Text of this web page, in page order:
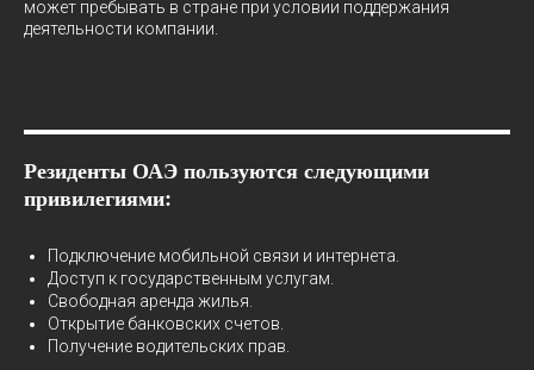
может пребывать в стране при условии поддержания
деятельности компании.
Резиденты ОАЭ пользуются следующими
привилегиями:
Подключение мобильной связи и интернета.
Доступ к государственным услугам.
Свободная аренда жилья.
Открытие банковских счетов.
Получение водительских прав.